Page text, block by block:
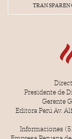
Presidente de
Gerente
Editora Perú Av.
Informaciones